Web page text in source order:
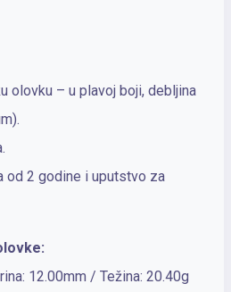
olovku – u plavoj boji, debljina
od 2 godine i uputstvo za
12.00mm / Težina: 20.40g